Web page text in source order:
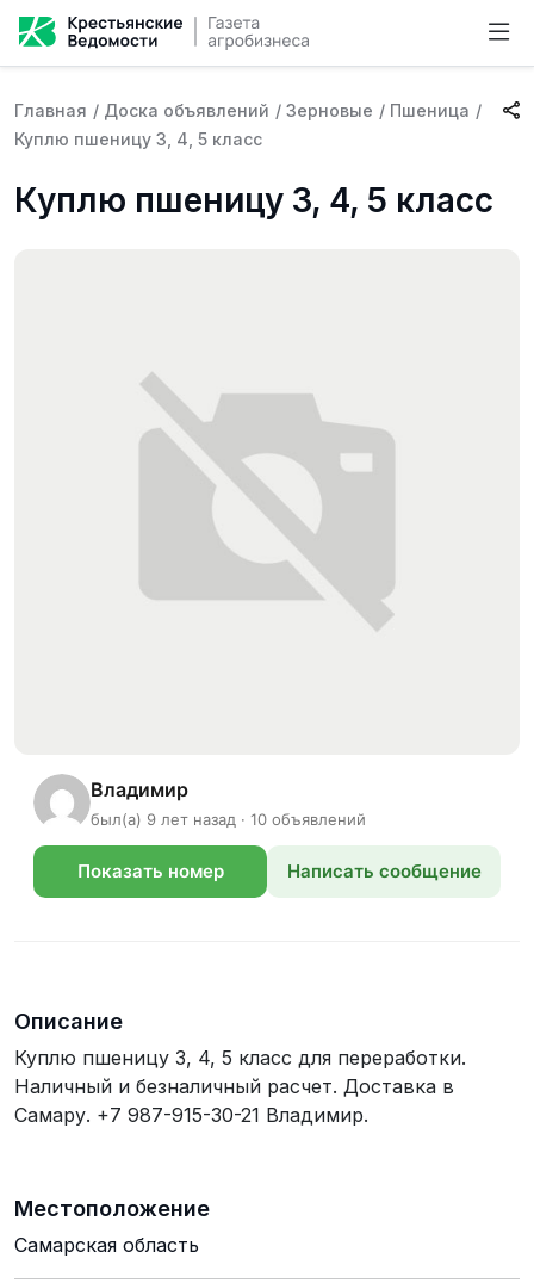
Главная / Доска объявлений / Зерновые / Пшеница /
Куплю пшеницу 3, 4, 5 класс
Куплю пшеницу 3, 4, 5 класс
Владимир
был(а) 9 лет назад · 10 объявлений
Показать номер Написать сообщение
Описание
Куплю пшеницу 3, 4, 5 класс для переработки.
Наличный и безналичный расчет. Доставка в
Самару. +7 987-915-30-21 Владимир.
Местоположение
Самарская область